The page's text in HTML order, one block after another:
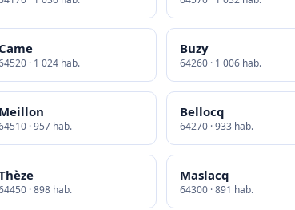
Came
· 1 024 hab.
Buzy
64260 · 1 006 hab.
Meillon
· 957 hab.
Bellocq
64270 · 933 hab.
· 898 hab.
Maslacq
64300 · 891 hab.